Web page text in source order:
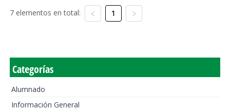
7 elementos en total: 1
Categorías
Alumnado
Información General